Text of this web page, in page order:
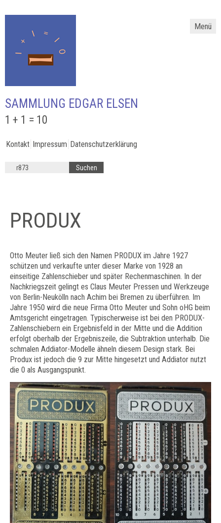
Menü
SAMMLUNG EDGAR ELSEN
1 + 1 = 10
Kontakt Impressum Datenschutzerklärung
PRODUX
Otto Meuter ließ sich den Namen PRODUX im Jahre 1927
schützen und verkaufte unter dieser Marke von 1928 an
einseitige Zahlenschieber und später Rechenmaschinen. In der
Nachkriegszeit gelingt es Claus Meuter Pressen und Werkzeuge
von Berlin-Neukölln nach Achim bei Bremen zu überführen. Im
Jahre 1950 wird die neue Firma Otto Meuter und Sohn oHG beim
Amtsgericht eingetragen. Typischerweise ist bei den PRODUX-
Zahlenschiebern ein Ergebnisfeld in der Mitte und die Addition
erfolgt oberhalb der Ergebniszeile, die Subtraktion unterhalb. Die
schmalen Addiator-Modelle ähneln diesem Design stark. Bei
Produx ist jedoch die 9 zur Mitte hingesetzt und Addiator nutzt
die 0 als Ausgangspunkt.